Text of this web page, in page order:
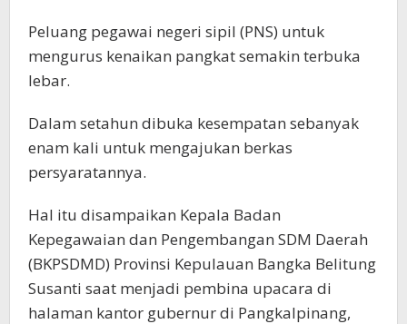
Peluang pegawai negeri sipil (PNS) untuk
mengurus kenaikan pangkat semakin terbuka
lebar.
Dalam setahun dibuka kesempatan sebanyak
enam kali untuk mengajukan berkas
persyaratannya.
Hal itu disampaikan Kepala Badan
Kepegawaian dan Pengembangan SDM Daerah
(BKPSDMD) Provinsi Kepulauan Bangka Belitung
Susanti saat menjadi pembina upacara di
halaman kantor gubernur di Pangkalpinang,